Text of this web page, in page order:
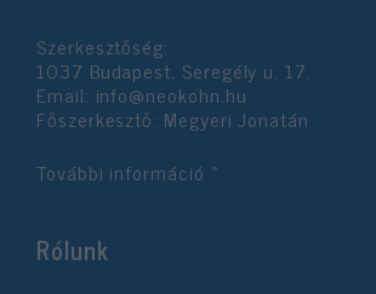
Szerkesztőség:
1037 Budapest, Seregély u. 17.
Email: info@neokohn.hu
Főszerkesztő: Megyeri Jonatán
További információ »
Rólunk